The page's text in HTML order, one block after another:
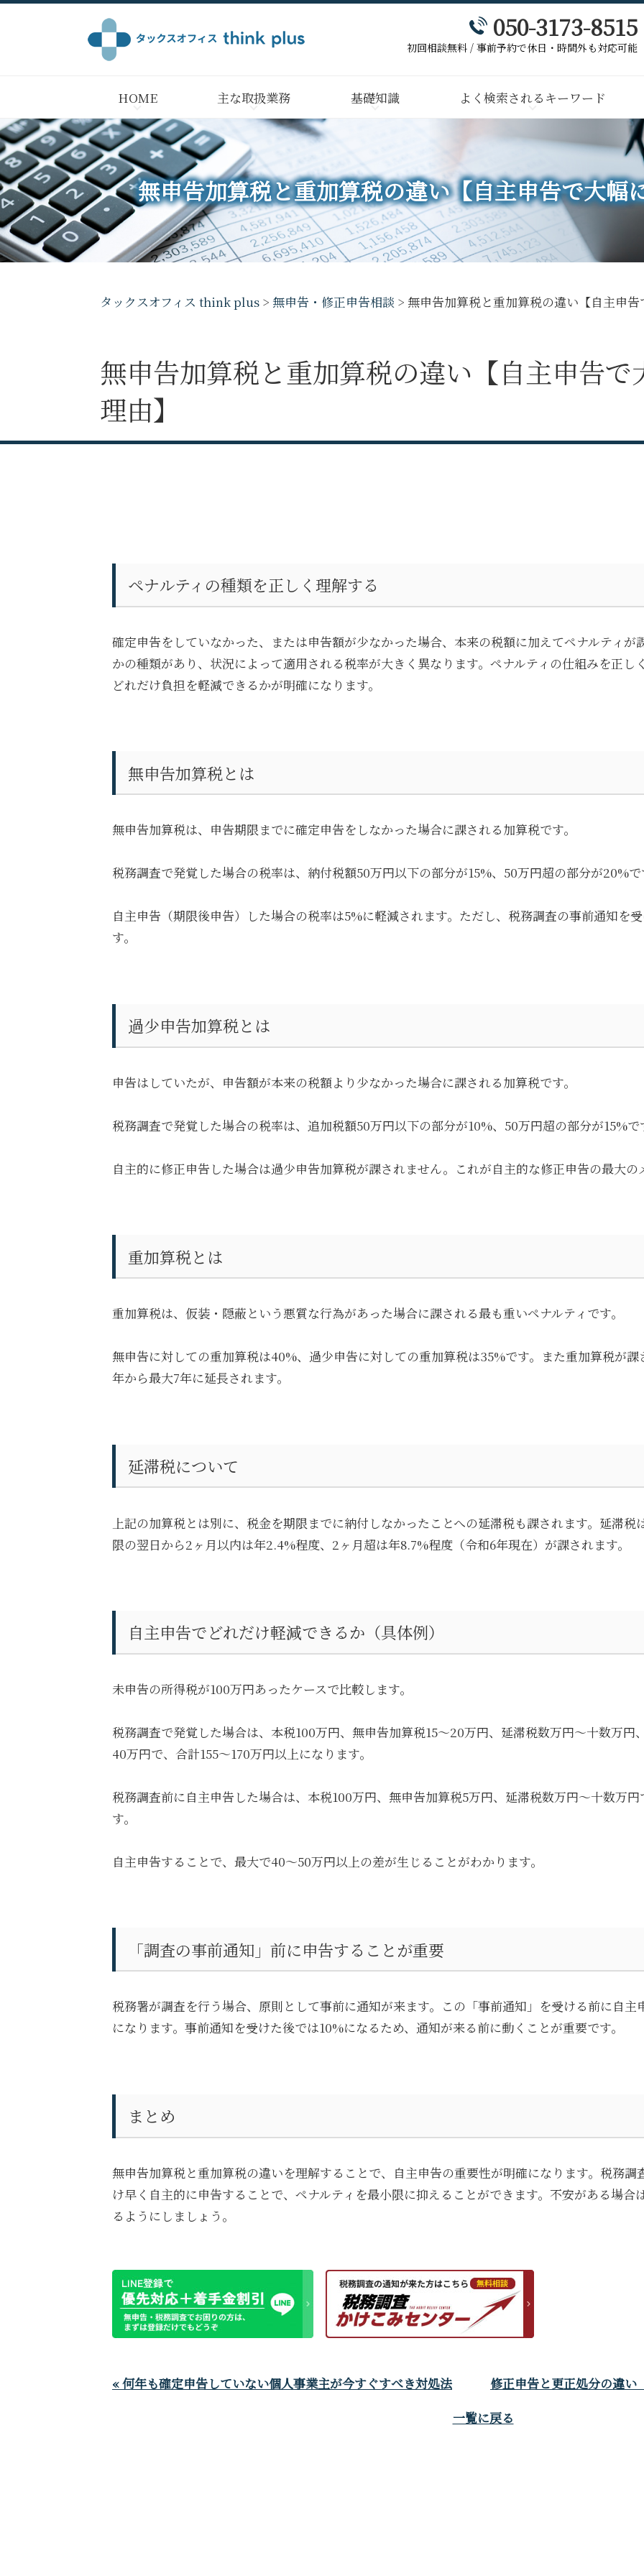
無申告加算税と重加算税の違い【自主申告で大幅
050-3173-8515
初回相談無料 / 事前予約で休日・時間外も対応可能
HOME 主な取扱業務 基礎知識 よく検索されるキーワード
タックスオフィス think plus > 無申告・修正申告相談 > 無申告加算税と重加算税の違い【自主申告
無申告加算税と重加算税の違い【自主申告で
理由】
ペナルティの種類を正しく理解する
確定申告をしていなかった、または申告額が少なかった場合、本来の税額に加えてペナルティが
かの種類があり、状況によって適用される税率が大きく異なります。ペナルティの仕組みを正し
どれだけ負担を軽減できるかが明確になります。
無申告加算税とは
無申告加算税は、申告期限までに確定申告をしなかった場合に課される加算税です。
税務調査で発覚した場合の税率は、納付税額50万円以下の部分が15%、50万円超の部分が20%で
自主申告（期限後申告）した場合の税率は5%に軽減されます。ただし、税務調査の事前通知を
す。
過少申告加算税とは
申告はしていたが、申告額が本来の税額より少なかった場合に課される加算税です。
税務調査で発覚した場合の税率は、追加税額50万円以下の部分が10%、50万円超の部分が15%で
自主的に修正申告した場合は過少申告加算税が課されません。これが自主的な修正申告の最大の
重加算税とは
重加算税は、仮装・隠蔽という悪質な行為があった場合に課される最も重いペナルティです。
無申告に対しての重加算税は40%、過少申告に対しての重加算税は35%です。また重加算税が
年から最大7年に延長されます。
延滞税について
上記の加算税とは別に、税金を期限までに納付しなかったことへの延滞税も課されます。延滞
限の翌日から2ヶ月以内は年2.4%程度、2ヶ月超は年8.7%程度（令和6年現在）が課されます。
自主申告でどれだけ軽減できるか（具体例）
未申告の所得税が100万円あったケースで比較します。
税務調査で発覚した場合は、本税100万円、無申告加算税15〜20万円、延滞税数万円〜十数万円
40万円で、合計155〜170万円以上になります。
税務調査前に自主申告した場合は、本税100万円、無申告加算税5万円、延滞税数万円〜十数万
す。
自主申告することで、最大で40〜50万円以上の差が生じることがわかります。
「調査の事前通知」前に申告することが重要
税務署が調査を行う場合、原則として事前に通知が来ます。この「事前通知」を受ける前に自
になります。事前通知を受けた後では10%になるため、通知が来る前に動くことが重要です。
まとめ
無申告加算税と重加算税の違いを理解することで、自主申告の重要性が明確になります。税務
け早く自主的に申告することで、ペナルティを最小限に抑えることができます。不安がある場
るようにしましょう。
« 何年も確定申告していない個人事業主が今すぐすべき対処法
修正申告と更正処分の違い
一覧に戻る